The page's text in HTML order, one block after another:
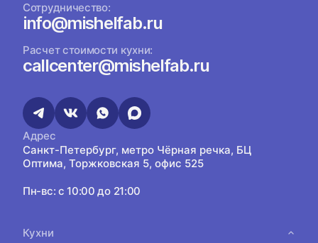
Сотрудничество:
info@mishelfab.ru
Расчет стоимости кухни:
callcenter@mishelfab.ru
Адрес
Санкт-Петербург, метро Чёрная речка, БЦ
Оптима, Торжковская 5, офис 525
Пн-вс: с 10:00 до 21:00
Кухни